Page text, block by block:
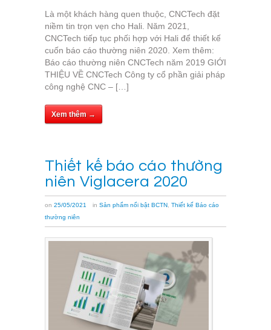
Là một khách hàng quen thuộc, CNCTech đặt
niềm tin trọn vẹn cho Hali. Năm 2021,
CNCTech tiếp tục phối hợp với Hali để thiết kế
cuốn báo cáo thường niên 2020. Xem thêm:
Báo cáo thường niên CNCTech năm 2019 GIỚI
THIỆU VỀ CNCTech Công ty cổ phần giải pháp
công nghệ CNC – […]
Xem thêm →
Thiết kế báo cáo thường
niên Viglacera 2020
on 25/05/2021 in Sản phẩm nổi bật BCTN, Thiết kế Báo cáo
thường niên